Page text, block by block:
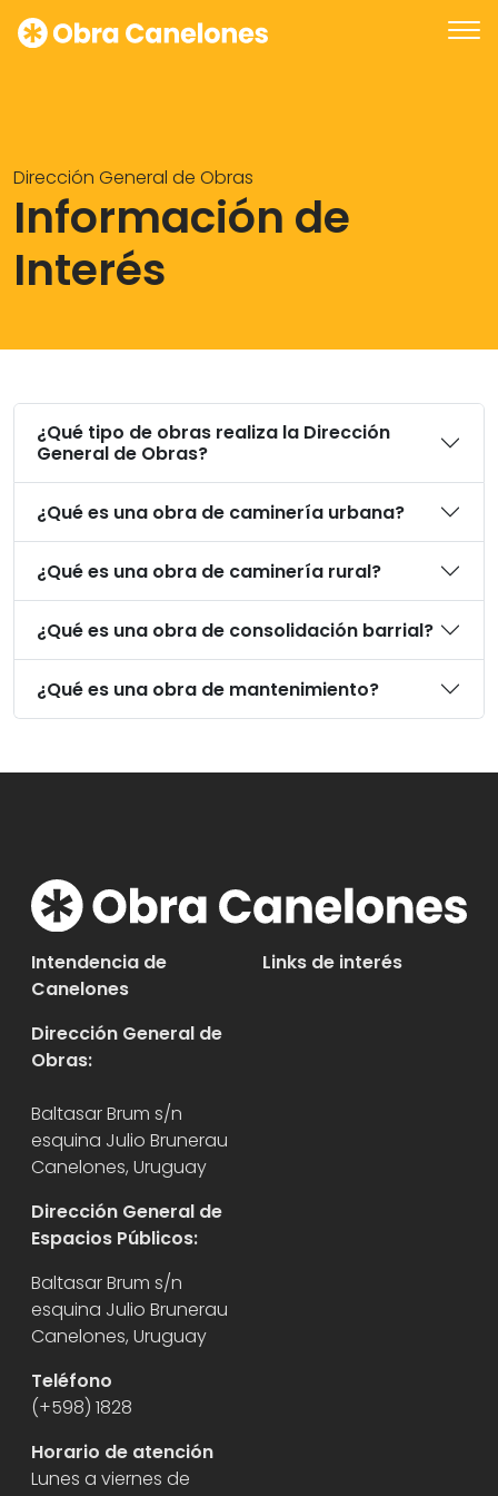
Dirección General de Obras
Información de
Interés
¿Qué tipo de obras realiza la Dirección
General de Obras?
¿Qué es una obra de caminería urbana?
¿Qué es una obra de caminería rural?
¿Qué es una obra de consolidación barrial?
¿Qué es una obra de mantenimiento?
Intendencia de
Canelones
Dirección General de
Obras:
Baltasar Brum s/n
esquina Julio Brunerau
Canelones, Uruguay
Dirección General de
Espacios Públicos:
Baltasar Brum s/n
esquina Julio Brunerau
Canelones, Uruguay
Teléfono
(+598) 1828
Horario de atención
Lunes a viernes de
Links de interés